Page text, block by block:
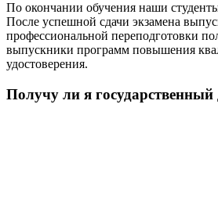
По окончании обучения наши
После успешной сдачи экзамена
профессиональной переподготовки
выпускники программ повышения
удостоверения.
Получу ли я